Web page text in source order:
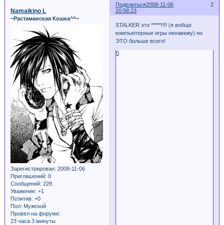
Поделиться 2
2008-11-06
20:58:23
Namaikino L
~Растаманская Кошка^^~
Зарегистрирован: 2008-11-06
Приглашений: 0
Сообщений: 228
Уважение: +1
Позитив: +0
Пол: Мужской
Провел на форуме:
23 часа 3 минуты
STALKER это *****!!!! (я вобще
компьютерные игры ненавижу) но
ЭТО больше всего!
0